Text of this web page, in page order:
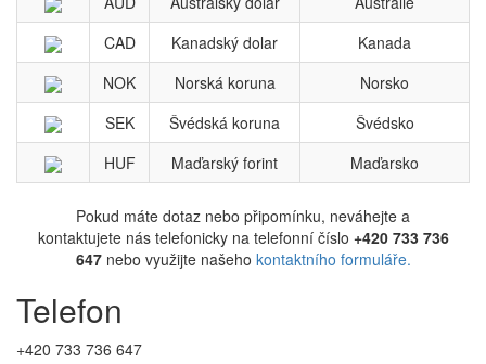
CAD
Kanadský dolar
Kanada
NOK
Norská koruna
Norsko
SEK
Švédská koruna
Švédsko
HUF
Maďarský forint Maďarsko
Pokud máte dotaz nebo připomínku, neváhejte a
kontaktujete nás telefonicky na telefonní číslo +420 733 736
647nebo využijte našeho kontaktního formuláře.
Telefon
+420 733 736 647